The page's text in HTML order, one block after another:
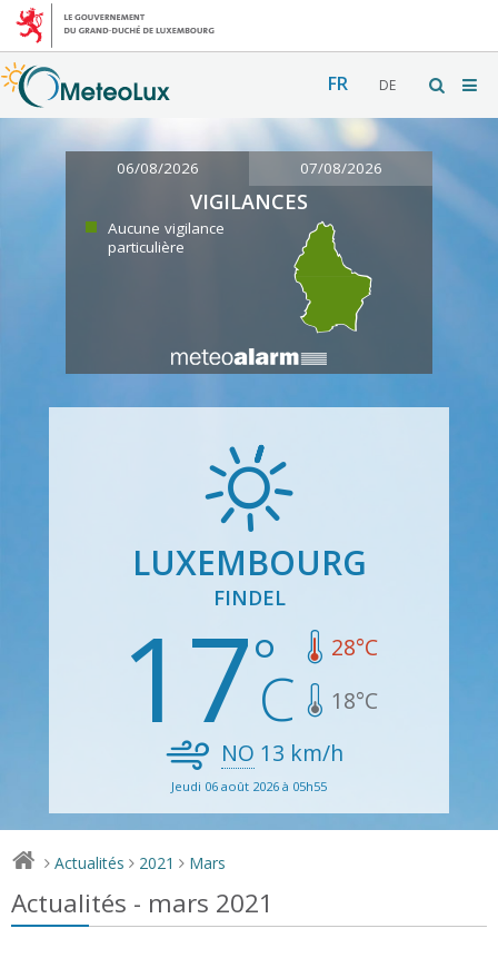
FR DE
06/08/2026 07/08/2026
VIGILANCES
Aucune vigilance
particulière
LUXEMBOURG
FINDEL
17 28°C
18°C
NO 13 km/h
Jeudi 06 août 2026 à 05h55
> Actualités > 2021 > Mars
Actualités - mars 2021